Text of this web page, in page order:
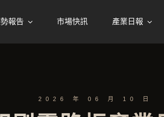
報告 市場快訊 產業日報
2026 年 06 月 10 日